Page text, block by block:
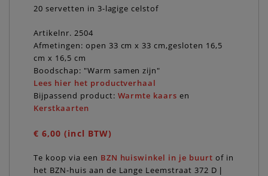
20 servetten in 3-lagige celstof
Artikelnr. 2504
Afmetingen: open 33 cm x 33 cm,gesloten 16,5
cm x 16,5 cm
Boodschap: "Warm samen zijn"
Lees hier het productverhaal
Bijpassend product: Warmte kaars en
Kerstkaarten
€ 6,00 (incl BTW)
Te koop via een BZN huiswinkel in je buurt of in
het BZN-huis aan de Lange Leemstraat 372 D |